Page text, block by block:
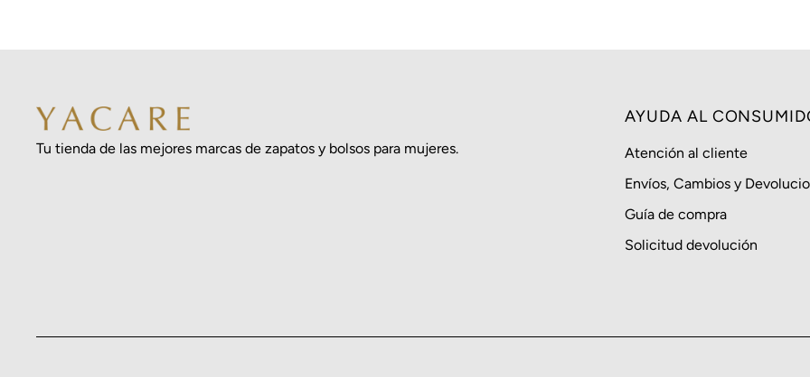
Tu tienda de las mejores marcas de zapatos y bolsos para mujeres.
AYUDA AL
Atención al cliente
Envíos, Cambios y
Guía de compra
Solicitud devolución